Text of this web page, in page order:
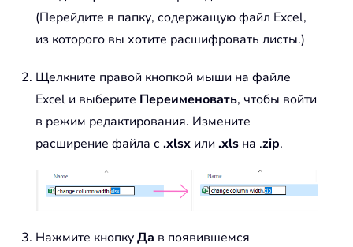
(Перейдите в папку, содержащую файл Excel,
из которого вы хотите расшифровать листы.)
Щелкните правой кнопкой мыши на файле
Excel и выберите Переименовать, чтобы войти
в режим редактирования. Измените
расширение файла с .xlsx или .xls на .zip.
Нажмите кнопкуДа в появившемся